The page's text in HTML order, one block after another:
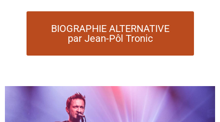
BIOGRAPHIE ALTERNATIVE
par Jean-Pôl Tronic